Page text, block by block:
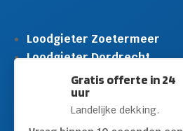
Gratis offerte in 24
uur
Landelijke dekking.
Loodgieter Zoetermeer
Loodgieter Dordrecht
Loodgieter Rijswijk
Loodgieter Schiedam
Loodgieter Leidschendam